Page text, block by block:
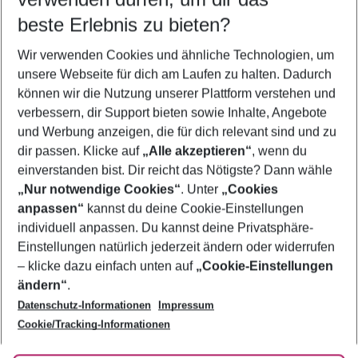
5-8 Nächte
2 Erwachsene Keine Kinder
Mehr Filter anzeigen
Footer
Footer navigation
Über uns
AGB
Bestpreisgarantie
Cookie-Einstellungen ändern
Cookie-Richtlinie
Agenturbetreuung
Barrierefreies Reisen
Folge uns
beste Erlebnis zu bieten?
Wir verwenden Cookies und ähnliche Technologien, um
unsere Webseite für dich am Laufen zu halten. Dadurch
können wir die Nutzung unserer Plattform verstehen und
verbessern, dir Support bieten sowie Inhalte, Angebote
und Werbung anzeigen, die für dich relevant sind und zu
dir passen. Klicke auf „Alle akzeptieren“, wenn du
einverstanden bist. Dir reicht das Nötigste? Dann wähle
„Nur notwendige Cookies“. Unter „Cookies
anpassen“ kannst du deine Cookie-Einstellungen
individuell anpassen. Du kannst deine Privatsphäre-
Einstellungen natürlich jederzeit ändern oder widerrufen
– klicke dazu einfach unten auf „Cookie-Einstellungen
ändern“.
Datenschutz-Informationen
Impressum
Cookie/Tracking-Informationen